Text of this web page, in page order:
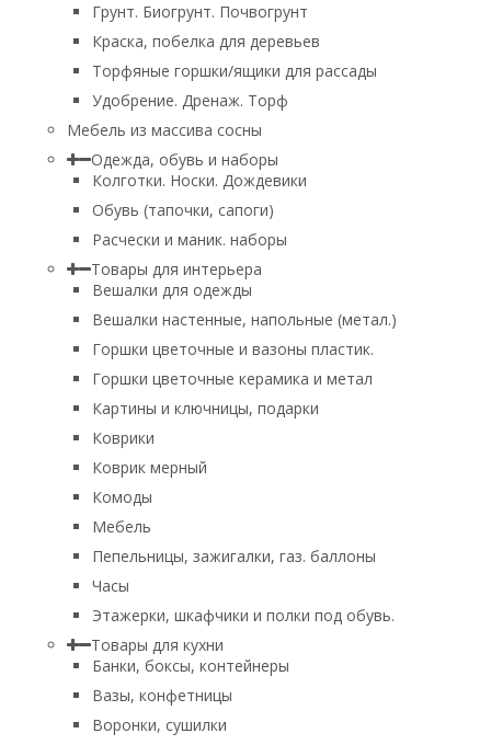
Грунт. Биогрунт. Почвогрунт
Краска, побелка для деревьев
Торфяные горшки/ящики для рассады
Удобрение. Дренаж. Торф
Мебель из массива сосны
Одежда, обувь и наборы
Колготки. Носки. Дождевики
Обувь (тапочки, сапоги)
Расчески и маник. наборы
Товары для интерьера
Вешалки для одежды
Вешалки настенные, напольные (метал.)
Горшки цветочные и вазоны пластик.
Горшки цветочные керамика и метал
Картины и ключницы, подарки
Коврики
Коврик мерный
Комоды
Мебель
Пепельницы, зажигалки, газ. баллоны
Часы
Этажерки, шкафчики и полки под обувь.
Товары для кухни
Банки, боксы, контейнеры
Вазы, конфетницы
Воронки, сушилки